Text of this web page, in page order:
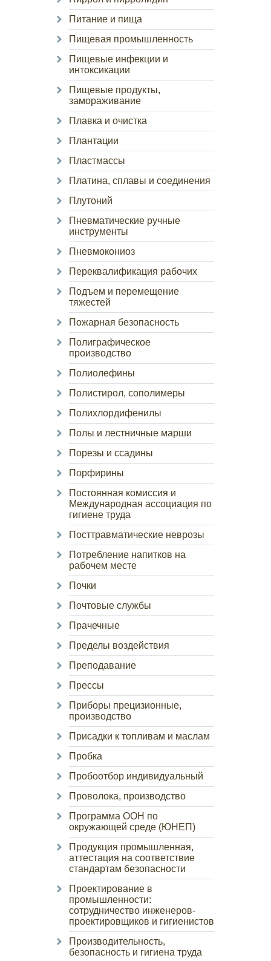
Питание и пища
Пищевая промышленность
Пищевые инфекции и
интоксикации
Пищевые продукты,
замораживание
Плавка и очистка
Плантации
Пластмассы
Платина, сплавы и соединения
Плутоний
Пневматические ручные
инструменты
Пневмокониоз
Переквалификация рабочих
Подъем и перемещение
тяжестей
Пожарная безопасность
Полиграфическое
производство
Полиолефины
Полистирол, сополимеры
Полихлордифенилы
Полы и лестничные марши
Порезы и ссадины
Порфирины
Постоянная комиссия и
Международная ассоциация по
гигиене труда
Посттравматические неврозы
Потребление напитков на
рабочем месте
Почки
Почтовые службы
Прачечные
Пределы воздействия
Преподавание
Прессы
Приборы прецизионные,
производство
Присадки к топливам и маслам
Пробка
Пробоотбор индивидуальный
Проволока, производство
Программа ООН по
окружающей среде (ЮНЕП)
Продукция промышленная,
аттестация на соответствие
стандартам безопасности
Проектирование в
промышленности:
сотрудничество инженеров-
проектировщиков и гигиенистов
Производительность,
безопасность и гигиена труда